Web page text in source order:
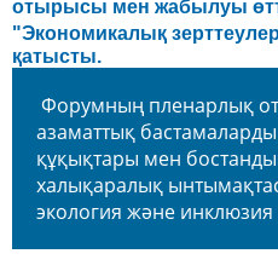
отырысы мен жабылуы
"Экономикалық
қатысты.
Форумның пленарлық
азаматтық
құқықтары мен
халықаралық
экология және